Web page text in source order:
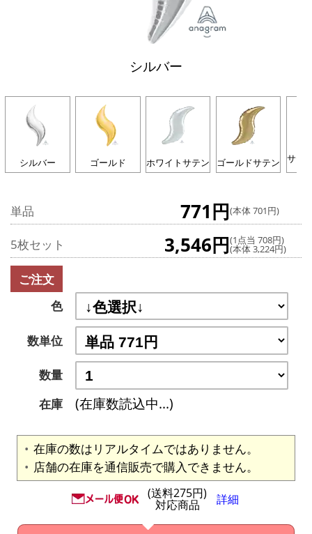
シルバー
シルバー ゴールド ホワイトサテン ゴールドサテン サテ
単品 771円(本体 701円)
5枚セット 3,546円(1点当 708円)
(本体 3,224円)
ご注文
色
数単位
数量
在庫
(在庫数読込中...)
在庫の数はリアルタイムではありません。
店舗の在庫を通信販売で購入できません。
(送料275円)
対応商品 詳細